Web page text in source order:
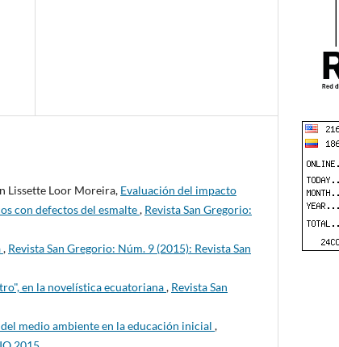
Lissette Loor Moreira, Evaluación del impacto
con defectos del esmalte, Revista San Gregorio:
, Revista San Gregorio: Núm. 9 (2015): Revista San
en la novelística ecuatoriana, Revista San
medio ambiente en la educación inicial ,